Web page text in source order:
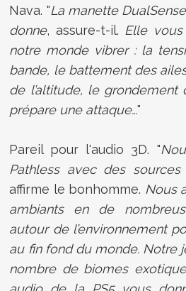
Nava. "La manette
donne, assure-t-il. Elle
notre monde vibrer : la
bande, le battement des
de l’altitude, le grondement
prépare une attaque…"
Pareil pour l'audio 3D. "
Pathless avec des
affirme le bonhomme. Nous
ambiants en de
autour de l’environnement
au fin fond du monde. Notre
nombre de biomes